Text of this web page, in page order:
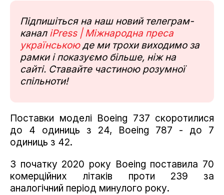
Підпишіться на наш новий телеграм-
канал iPress | Міжнародна преса
українськоюде ми трохи виходимо за
рамки і показуємо більше, ніж на
сайті. Ставайте частиною розумної
спільноти!
Поставки моделі Boeing 737 скоротилися
до 4 одиниць з 24, Boeing 787 - до 7
одиниць з 42.
З початку 2020 року Boeing поставила 70
комерційних літаків проти 239 за
аналогічний період минулого року.